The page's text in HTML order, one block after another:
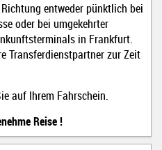
entweder pünktlich bei
oder bei umgekehrter
in Frankfurt.
Transferdienstpartner zur Zeit
auf Ihrem Fahrschein.
Reise !